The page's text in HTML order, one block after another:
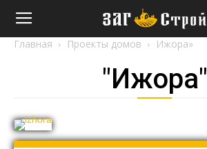
"ЗАГ-
Главная Проекты домов Ижора»
"Ижора"